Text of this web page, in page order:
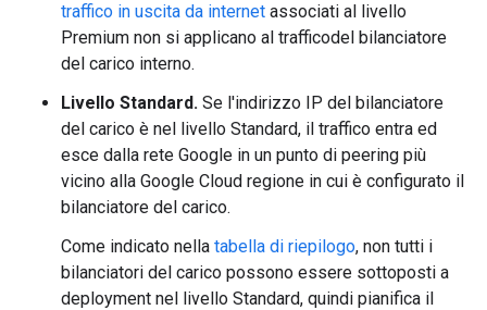
traffico in uscita da internet associati al livello
Premium non si applicano al trafficodel bilanciatore
del carico interno.
Livello Standard. Se l'indirizzo IP del bilanciatore
del carico è nel livello Standard, il traffico entra ed
esce dalla rete Google in un punto di peering più
vicino alla Google Cloud regione in cui è configurato il
bilanciatore del carico.
Come indicato nella tabella di riepilogo, non tutti i
bilanciatori del carico possono essere sottoposti a
deployment nel livello Standard, quindi pianifica il